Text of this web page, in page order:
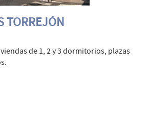
TORREJÓN
de 1, 2 y 3 dormitorios, plazas